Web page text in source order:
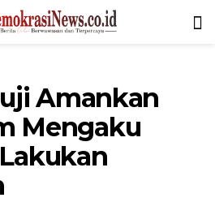
Amankan
Mengaku